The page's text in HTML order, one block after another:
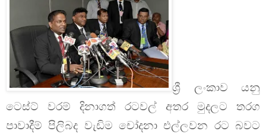
ශ්‍රී ලංකාව යනු
ටෙස්ට් වරම් දිනාගත් රටවල් අතර මුදලට තරග
පාවාදීම් පිලිබද වැඩිම චෝදනා එල්ලවන රට බවට